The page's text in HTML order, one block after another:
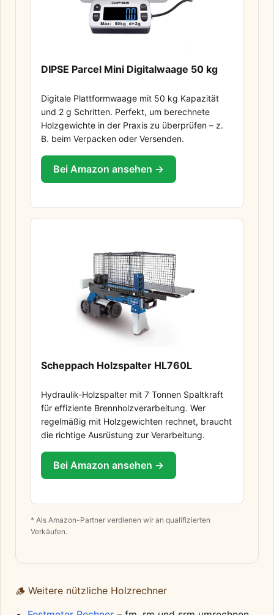
DIPSE Parcel Mini Digitalwaage 50 kg
Digitale Plattformwaage mit 50 kg Kapazität
und 2 g Schritten. Perfekt, um berechnete
Holzgewichte in der Praxis zu überprüfen – z.
B. beim Verpacken oder Versenden.
Bei Amazon ansehen →
Scheppach Holzspalter HL760L
Hydraulik-Holzspalter mit 7 Tonnen Spaltkraft
für effiziente Brennholzverarbeitung. Wer
regelmäßig mit Holzgewichten rechnet, braucht
die richtige Ausrüstung zur Verarbeitung.
Bei Amazon ansehen →
* Als Amazon-Partner verdienen wir an qualifizierten
Verkäufen.
🪵 Weitere nützliche Holzrechner